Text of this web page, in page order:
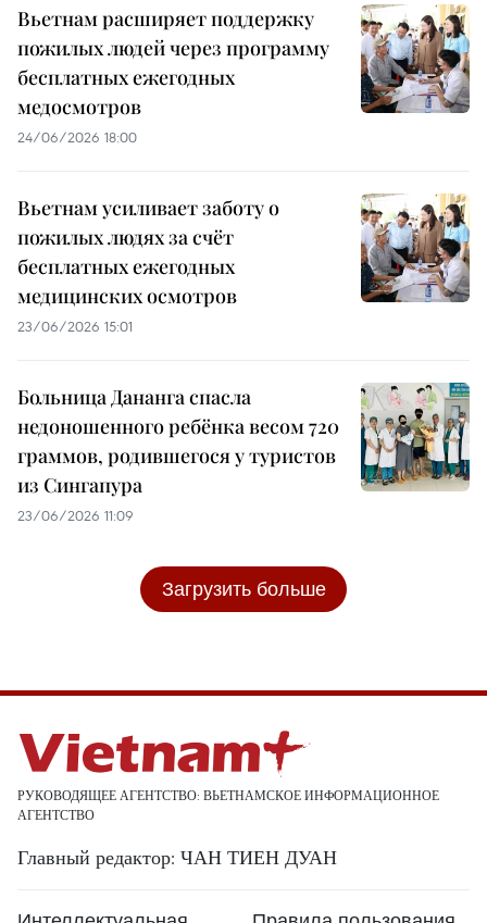
Вьетнам расширяет поддержку
пожилых людей через программу
бесплатных ежегодных
медосмотров
24/06/2026 18:00
Вьетнам усиливает заботу о
пожилых людях за счёт
бесплатных ежегодных
медицинских осмотров
23/06/2026 15:01
Больница Дананга спасла
недоношенного ребёнка весом 720
граммов, родившегося у туристов
из Сингапура
23/06/2026 11:09
Загрузить больше
РУКОВОДЯЩЕЕ АГЕНТСТВО: ВЬЕТНАМСКОЕ ИНФОРМАЦИОННОЕ
АГЕНТСТВО
Главный редактор: ЧАН ТИЕН ДУАН